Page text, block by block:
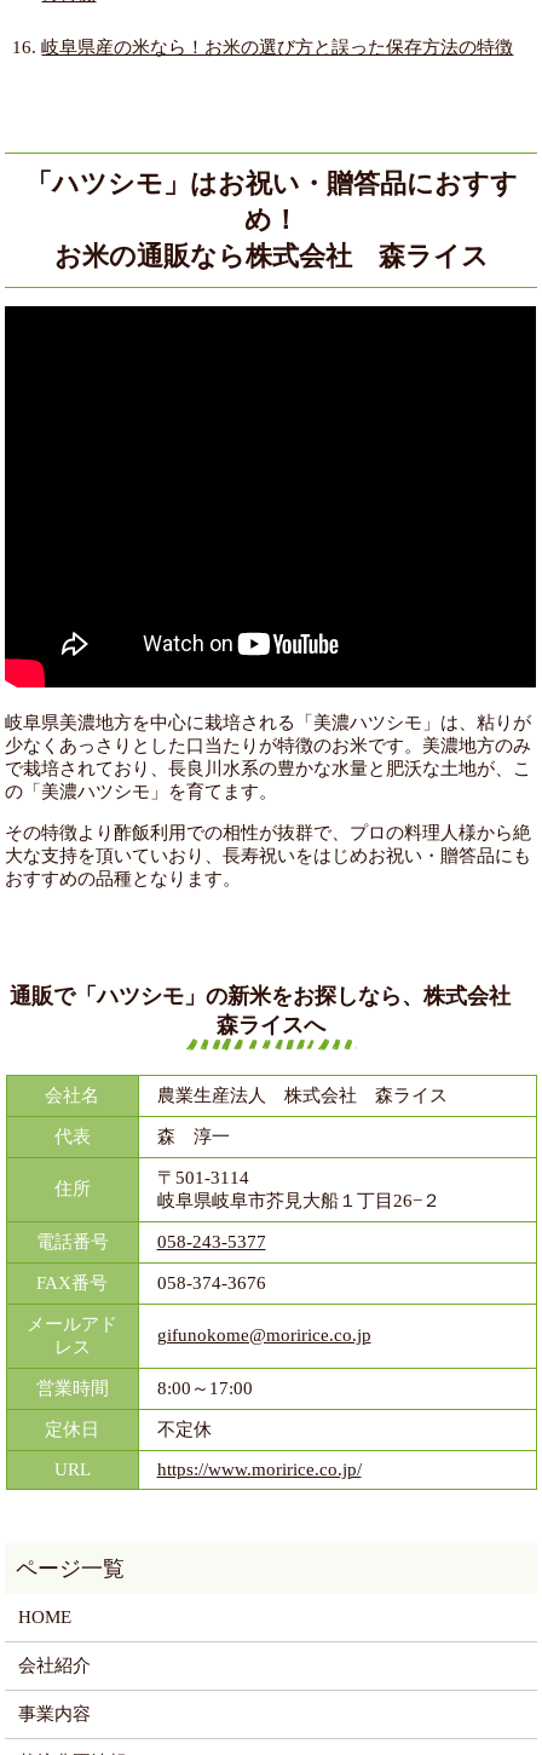
岐阜県産の米なら！お米の選び方と誤った保存方法の特徴
「ハツシモ」はお祝い・贈答品におすす
め！
お米の通販なら株式会社 森ライス
岐阜県美濃地方を中心に栽培される「美濃ハツシモ」は、粘りが
少なくあっさりとした口当たりが特徴のお米です。美濃地方のみ
で栽培されており、長良川水系の豊かな水量と肥沃な土地が、こ
の「美濃ハツシモ」を育てます。
その特徴より酢飯利用での相性が抜群で、プロの料理人様から絶
大な支持を頂いていおり、長寿祝いをはじめお祝い・贈答品にも
おすすめの品種となります。
通販で「ハツシモ」の新米をお探しなら、株式会社
森ライスへ
会社名 農業生産法人 株式会社 森ライス
代表 森 淳一
住所
〒501-3114
岐阜県岐阜市芥見大船１丁目26−２
電話番号 058-243-5377
FAX番号 058-374-3676
メールアド
レス
gifunokome@moririce.co.jp
営業時間 8:00～17:00
定休日 不定休
URL https://www.moririce.co.jp/
HOME
会社紹介
事業内容